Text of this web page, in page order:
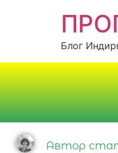
Блог
Автор